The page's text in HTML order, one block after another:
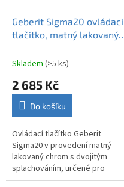
Geberit Sigma20 ovládací
tlačítko, matný lakovaný
Skladem (>5 ks)
2 685 Kč
Do košíku
Ovládací tlačítko Geberit
Sigma20 v provedení matný
lakovaný chrom s dvojitým
splachováním, určené pro
podomítkové nádržky Geberit